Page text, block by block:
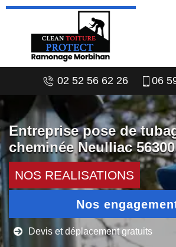
02 52 56 62 26 06
Entreprise pose de
cheminée Neulliac 56300
NOS REALISATIONS
Nos
Devis et déplacement gratuits